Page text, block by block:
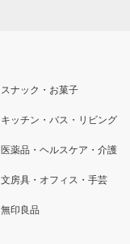
スナック・お菓子
キッチン・バス・リビング
医薬品・ヘルスケア・介護
文房具・オフィス・手芸
無印良品